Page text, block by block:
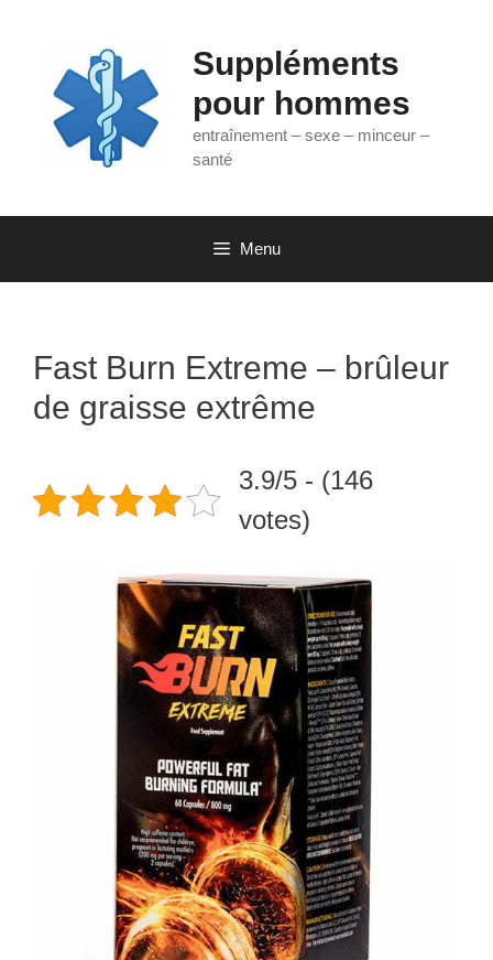
Suppléments
pour hommes
entraînement – sexe – minceur –
santé
Menu
Fast Burn Extreme – brûleur
de graisse extrême
3.9/5 - (146
votes)